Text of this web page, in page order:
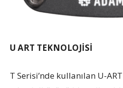
U ART TEKNOLOJİSİ
T Serisi’nde kullanılan U-